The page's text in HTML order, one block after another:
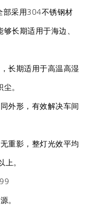
部采用304不锈钢材
长期适用于海边、
长期适用于高温高湿
。
外形，有效解决车间
重影，整灯光效平均
。
。